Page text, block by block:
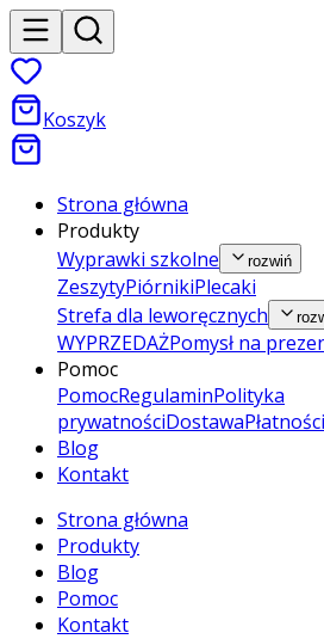
Koszyk
Strona główna
Produkty
Wyprawki szkolne
rozwiń
ZeszytyPiórnikiPlecaki
Strefa dla leworęcznych
WYPRZEDAŻPomysł na
Pomoc
PomocRegulaminPolityka
prywatnościDostawaPłatności
Blog
Kontakt
Strona główna
Produkty
Blog
Pomoc
Kontakt